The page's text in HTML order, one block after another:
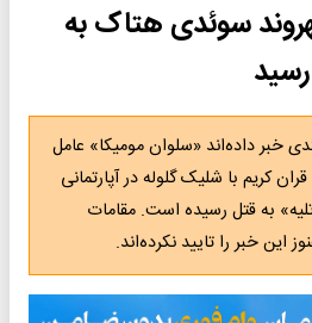
سوئدی هتاک به
خبر داده‌اند «سلوان مومیکا» عامل
کریم با شلیک گلوله در آپارتمانی
به قتل رسیده است. مقامات
این خبر را تایید نکرده‌اند.